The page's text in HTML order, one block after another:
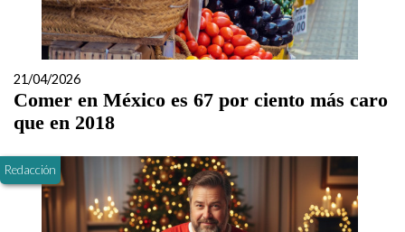
21/04/2026
Comer en México es 67 por ciento más caro
que en 2018
Redacción